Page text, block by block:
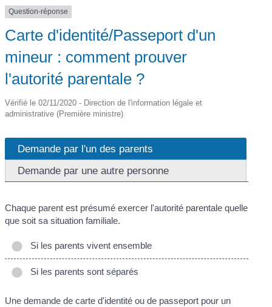
Question-réponse
Carte d'identité/Passeport d'un
mineur : comment prouver
l'autorité parentale ?
Vérifié le 02/11/2020 - Direction de l'information légale et
administrative (Première ministre)
Demande par l'un des parents
Demande par une autre personne
Chaque parent est présumé exercer l'autorité parentale quelle
que soit sa situation familiale.
Si les parents vivent ensemble
Si les parents sont séparés
Une demande de carte d'identité ou de passeport pour un